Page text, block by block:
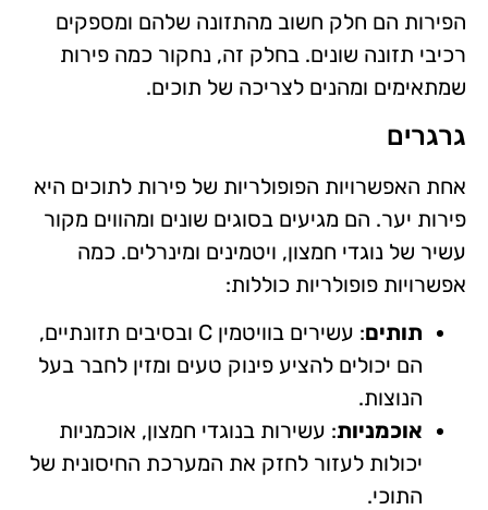
הפירות הם חלק חשוב מהתזונה שלהם ומספקים
רכיבי תזונה שונים. בחלק זה, נחקור כמה פירות
שמתאימים ומהנים לצריכה של תוכים.
גרגרים
אחת האפשרויות הפופולריות של פירות לתוכים היא
פירות יער. הם מגיעים בסוגים שונים ומהווים מקור
עשיר של נוגדי חמצון, ויטמינים ומינרלים. כמה
אפשרויות פופולריות כוללות:
תותים
: עשירים בוויטמין C ובסיבים תזונתיים,
הם יכולים להציע פינוק טעים ומזין לחבר בעל
הנוצות.
אוכמניות: עשירות בנוגדי חמצון, אוכמניות
יכולות לעזור לחזק את המערכת החיסונית של
התוכי.